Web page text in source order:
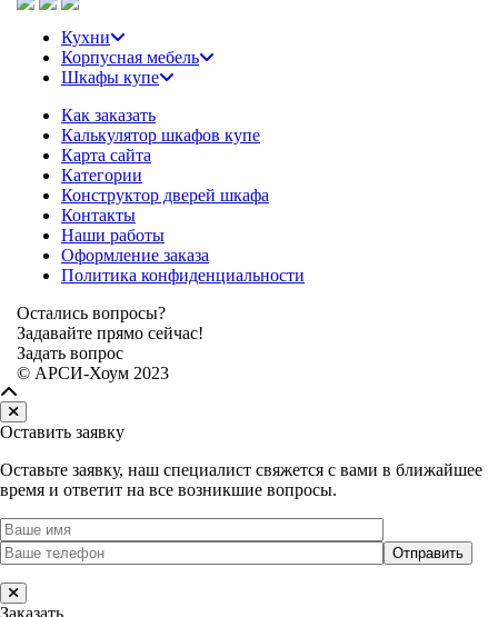
Кухни
Корпусная мебель
Шкафы купе
Как заказать
Калькулятор шкафов купе
Карта сайта
Категории
Конструктор дверей шкафа
Контакты
Наши работы
Оформление заказа
Политика конфиденциальности
Остались вопросы?
Задавайте прямо сейчас!
Задать вопрос
© АРСИ-Хоум 2023
Оставить заявку
Оставьте заявку, наш специалист свяжется с вами в ближайшее
время и ответит на все возникшие вопросы.